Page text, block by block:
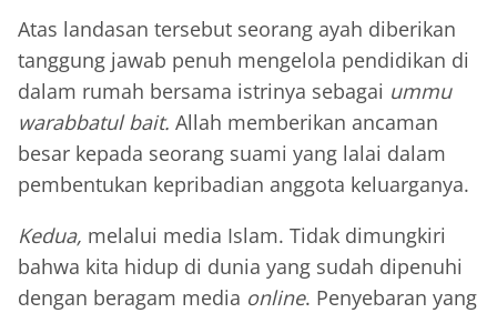
Atas landasan tersebut seorang ayah diberikan
tanggung jawab penuh mengelola pendidikan di
dalam rumah bersama istrinya sebagai ummu
warabbatul bait. Allah memberikan ancaman
besar kepada seorang suami yang lalai dalam
pembentukan kepribadian anggota keluarganya.
Kedua, melalui media Islam. Tidak dimungkiri
bahwa kita hidup di dunia yang sudah dipenuhi
dengan beragam media online. Penyebaran yang